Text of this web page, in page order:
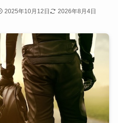
2025年10月12日 2026年8月4日